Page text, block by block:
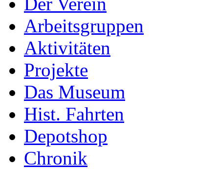
Arbeitsgruppen
Aktivitäten
Projekte
Das Museum
Hist. Fahrten
Depotshop
Chronik